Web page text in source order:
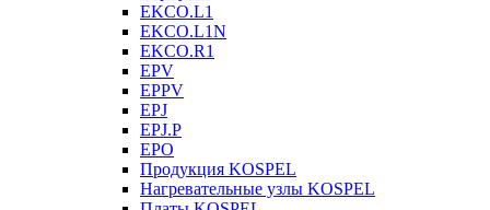
EKCO.L1
EKCO.L1N
EKCO.R1
EPV
EPPV
EPJ
EPJ.P
EPO
Продукция KOSPEL
Нагревательные узлы KOSPEL